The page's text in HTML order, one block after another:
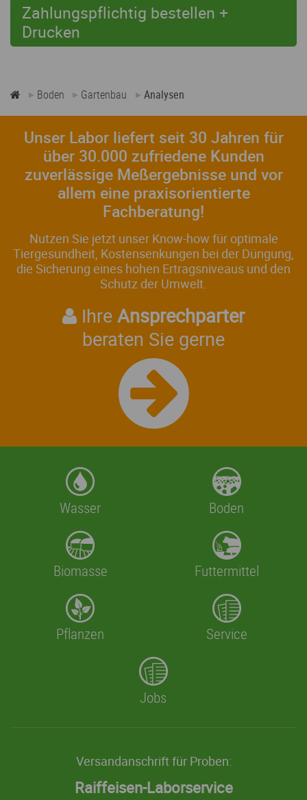
Zahlungspflichtig bestellen +
Drucken
Boden Gartenbau Analysen
Unser Labor liefert seit 30 Jahren für
über 30.000 zufriedene Kunden
zuverlässige Meßergebnisse und vor
allem eine praxisorientierte
Fachberatung!
Nutzen Sie jetzt unser Know-how für optimale
Tiergesundheit, Kostensenkungen bei der Düngung,
die Sicherung eines hohen Ertragsniveaus und den
Schutz der Umwelt.
IhreAnsprechparter
beraten Sie gerne
Wasser Boden
Biomasse Futtermittel
Pflanzen Service
Jobs
Versandanschrift für Proben:
Raiffeisen-Laborservice